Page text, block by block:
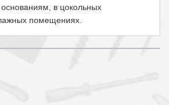
в цокольных
помещениях.